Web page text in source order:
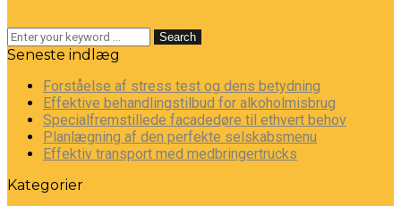
Search
Seneste indlæg
Forståelse af stress test og dens betydning
Effektive behandlingstilbud for alkoholmisbrug
Specialfremstillede facadedøre til ethvert behov
Planlægning af den perfekte selskabsmenu
Effektiv transport med medbringertrucks
Kategorier